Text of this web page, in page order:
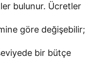
bulunur. Ücretler
göre değişebilir;
bir bütçe